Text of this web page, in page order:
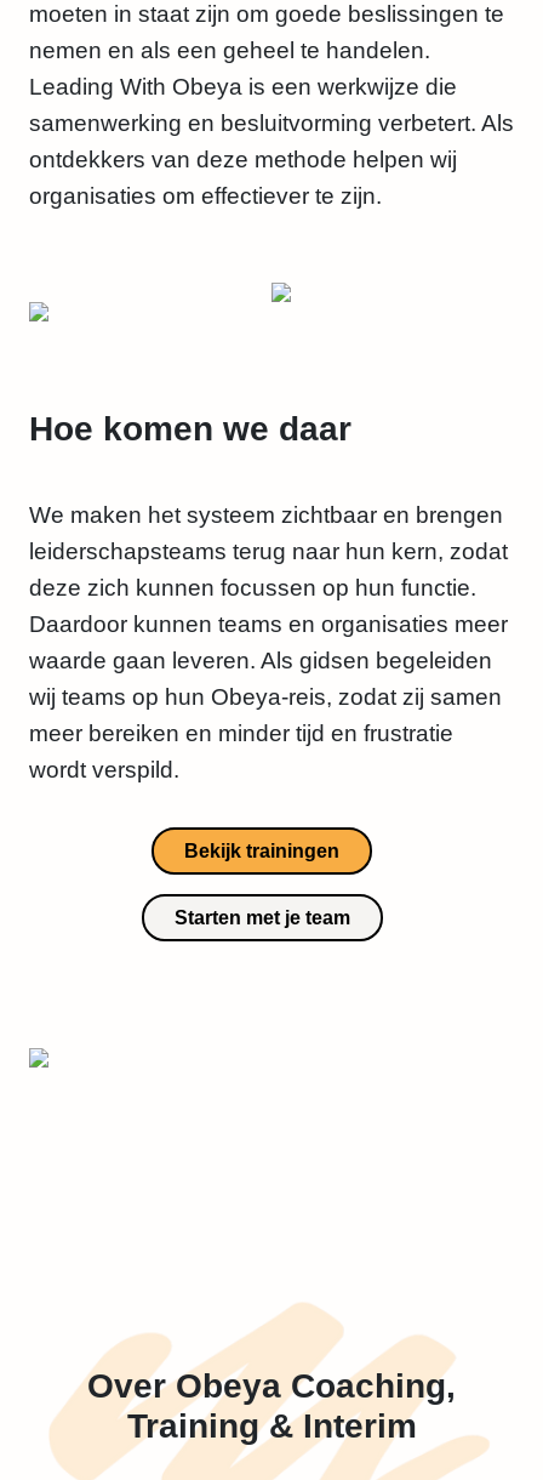
moeten in staat zijn om goede beslissingen te
nemen en als een geheel te handelen.
Leading With Obeya is een werkwijze die
samenwerking en besluitvorming verbetert. Als
ontdekkers van deze methode helpen wij
organisaties om effectiever te zijn.
Hoe komen we daar
We maken het systeem zichtbaar en brengen
leiderschapsteams terug naar hun kern, zodat
deze zich kunnen focussen op hun functie.
Daardoor kunnen teams en organisaties meer
waarde gaan leveren. Als gidsen begeleiden
wij teams op hun Obeya-reis, zodat zij samen
meer bereiken en minder tijd en frustratie
wordt verspild.
Bekijk trainingen
Starten met je team
Over Obeya Coaching,
Training & Interim